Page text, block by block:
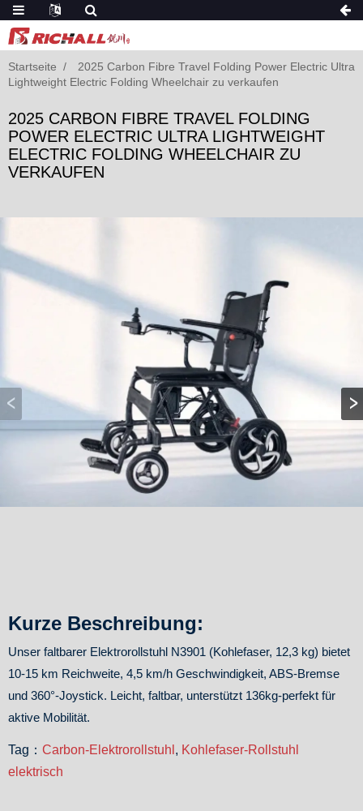
Startseite
2025 Carbon Fibre Travel Folding Power Electric Ultra
Lightweight Electric Folding Wheelchair zu verkaufen
2025 CARBON FIBRE TRAVEL FOLDING
POWER ELECTRIC ULTRA LIGHTWEIGHT
ELECTRIC FOLDING WHEELCHAIR ZU
VERKAUFEN
Kurze Beschreibung:
Unser faltbarer Elektrorollstuhl N3901 (Kohlefaser, 12,3 kg) bietet
10-15 km Reichweite, 4,5 km/h Geschwindigkeit, ABS-Bremse
und 360°-Joystick. Leicht, faltbar, unterstützt 136kg-perfekt für
aktive Mobilität.
Tag： Carbon-Elektrorollstuhl , Kohlefaser-Rollstuhl
elektrisch